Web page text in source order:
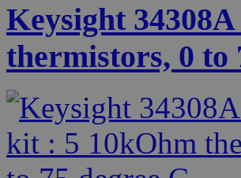
Keysight
thermistors, 0 to